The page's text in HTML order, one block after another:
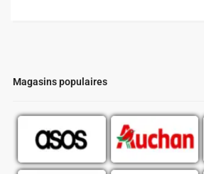
Magasins populaires